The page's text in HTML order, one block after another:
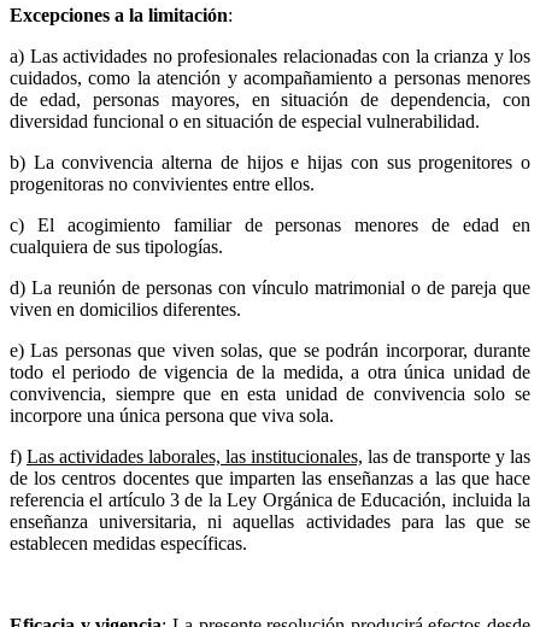
Excepciones a la limitación:
a) Las actividades no profesionales relacionadas con la crianza y los
cuidados, como la atención y acompañamiento a personas menores
de edad, personas mayores, en situación de dependencia, con
diversidad funcional o en situación de especial vulnerabilidad.
b) La convivencia alterna de hijos e hijas con sus progenitores o
progenitoras no convivientes entre ellos.
c) El acogimiento familiar de personas menores de edad en
cualquiera de sus tipologías.
d) La reunión de personas con vínculo matrimonial o de pareja que
viven en domicilios diferentes.
e) Las personas que viven solas, que se podrán incorporar, durante
todo el periodo de vigencia de la medida, a otra única unidad de
convivencia, siempre que en esta unidad de convivencia solo se
incorpore una única persona que viva sola.
f) Las actividades laborales, las institucionales, las de transporte y las
de los centros docentes que imparten las enseñanzas a las que hace
referencia el artículo 3 de la Ley Orgánica de Educación, incluida la
enseñanza universitaria, ni aquellas actividades para las que se
establecen medidas específicas.